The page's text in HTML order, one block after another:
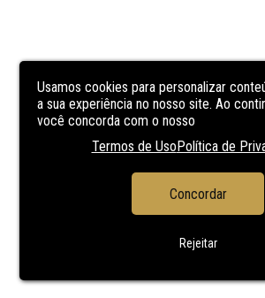
Usamos cookies para personalizar
a sua experiência no nosso site. Ao
você concorda com o nosso
Termos de UsoPolítica de
Concordar
Rejeitar